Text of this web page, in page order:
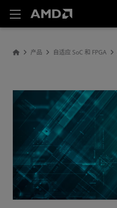
产品 自适应 SoC 和 FPGA